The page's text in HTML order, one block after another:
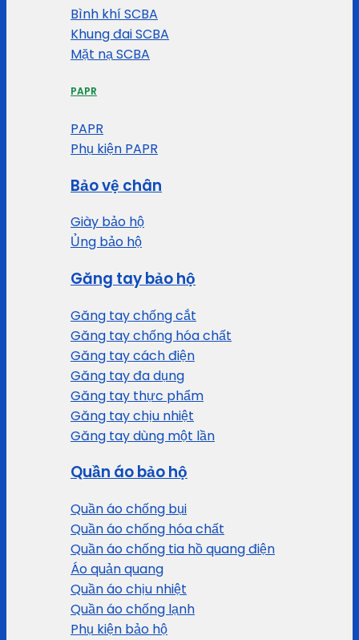
Bình khí SCBA
Khung đai SCBA
Mặt nạ SCBA
PAPR
PAPR
Phụ kiện PAPR
Bảo vệ chân
Giày bảo hộ
Ủng bảo hộ
Găng tay bảo hộ
Găng tay chống cắt
Găng tay chống hóa chất
Găng tay cách điện
Găng tay đa dụng
Găng tay thực phẩm
Găng tay chịu nhiệt
Găng tay dùng một lần
Quần áo bảo hộ
Quần áo chống bụi
Quần áo chống hóa chất
Quần áo chống tia hồ quang điện
Áo quản quang
Quần áo chịu nhiệt
Quần áo chống lạnh
Phụ kiện bảo hộ